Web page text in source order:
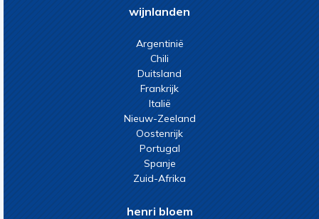
wijnlanden
Argentinië
Chili
Duitsland
Frankrijk
Italië
Nieuw-Zeeland
Oostenrijk
Portugal
Spanje
Zuid-Afrika
henri bloem